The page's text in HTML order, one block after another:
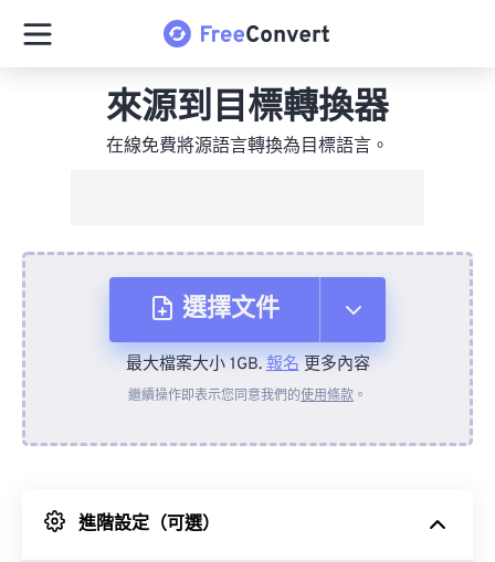
來源到目標轉換器
在線免費將源語言轉換為目標語言。
選擇文件
來自裝置
來自 Google 雲端硬碟
最大檔案大小 1GB.報名更多內容
繼續操作即表示您同意我們的使用條款 。
進階設定（可選）